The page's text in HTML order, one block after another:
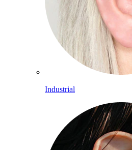
Industrial